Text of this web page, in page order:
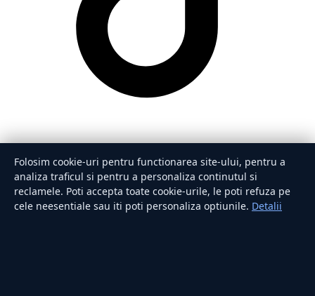
Folosim cookie-uri pentru functionarea site-ului, pentru a
analiza traficul si pentru a personaliza continutul si
reclamele. Poti accepta toate cookie-urile, le poti refuza pe
cele neesentiale sau iti poti personaliza optiunile. Detalii